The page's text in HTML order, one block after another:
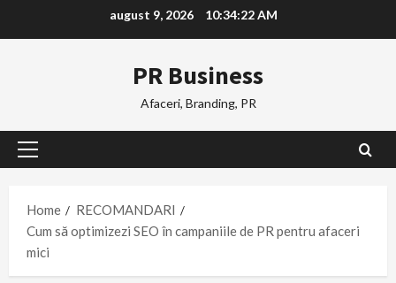
august 9, 2026 10:34:23 AM
PR Business
Afaceri, Branding, PR
Primary
Home
RECOMANDARI
Cum să optimizezi SEO în campaniile de PR pentru afaceri
mici